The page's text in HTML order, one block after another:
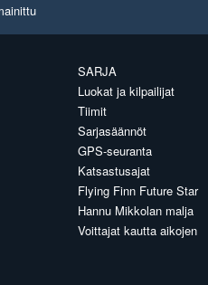
SARJA
Luokat ja kilpailijat
Tiimit
Sarjasäännöt
GPS-seuranta
Katsastusajat
Flying Finn Future Star
Hannu Mikkolan malja
Voittajat kautta aikojen